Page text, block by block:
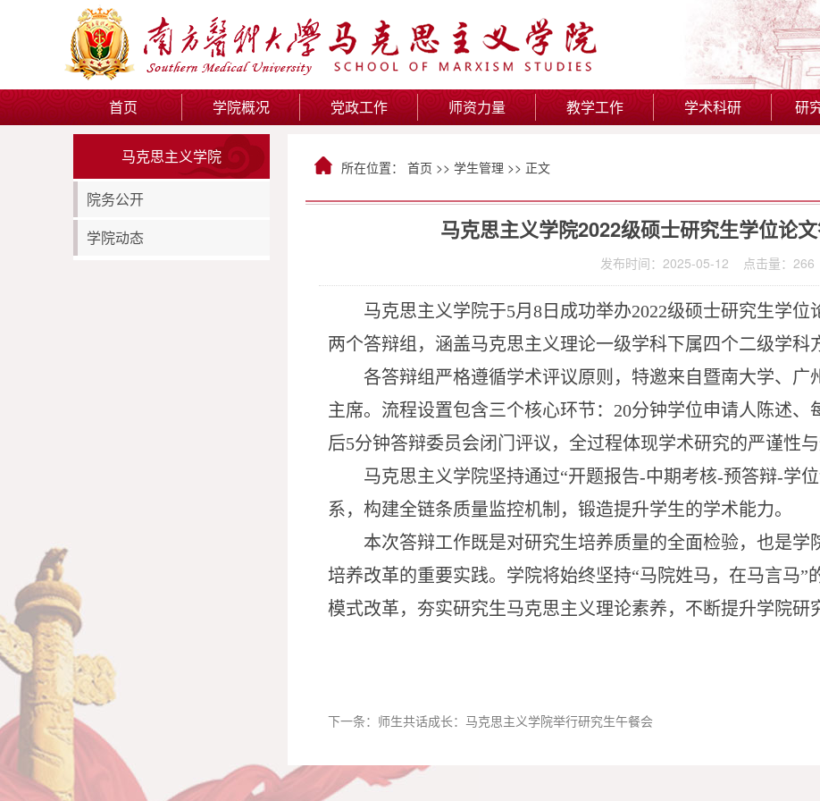
首页 学院概况 党政工作 师资力量 教学工作 学术科研 研
马克思主义学院
院务公开
学院动态
所在位置： 首页 >> 学生管理 >> 正文
马克思主义学院2022级硕士研究生学位论
发布时间：2025-05-12 点击量： 266
马克思主义学院于5月8日成功举办2022级硕士研究生学
两个答辩组，涵盖马克思主义理论一级学科下属 四个二级学科
各答辩组严格遵循学术评议原则，特邀来自 暨南大学、广
主席。流程设置包含三个核心环节：20分钟学位申请人陈述、
后5分钟答辩委员会闭门评议，全过程体现学术研究的严谨性与
马克思主义学院坚持通过“开题报告-中期考核-预答辩-学
系，构建全链条质量监控机制 ， 锻造提升学生的学术能力。
本次答辩工作既是对研究生培养质量的全面检验，也是学
培养改革的重要实践。 学院将始终坚持“马院姓马，在马言马”
模式改革，夯实研究生马克思主义理论素养， 不断提升学院研
下一条： 师生共话成长：马克思主义学院举行研究生午餐会